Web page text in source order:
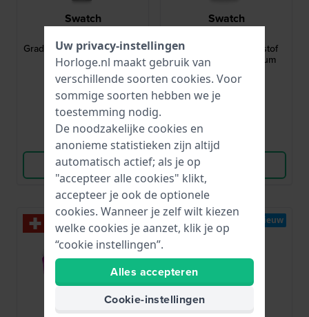
Swatch
Gradino 25 mm Stalen Irony
dameshorloge
120,-
● Op voorraad
Vergelijk
Bekijk Product
Swatch
Kaicco 42 mm Kunststof
chronograaf met datum
130,-
Vergelijk
Bekijk Product
Nieuw
Uw privacy-instellingen
Horloge.nl maakt gebruik van
verschillende soorten cookies. Voor
sommige soorten hebben we je
toestemming nodig.
De noodzakelijke cookies en
anonieme statistieken zijn altijd
automatisch actief; als je op
"accepteer alle cookies" klikt,
accepteer je ook de optionele
cookies. Wanneer je zelf wilt kiezen
welke cookies je aanzet, klik je op
“cookie instellingen”.
Alles accepteren
Cookie-instellingen